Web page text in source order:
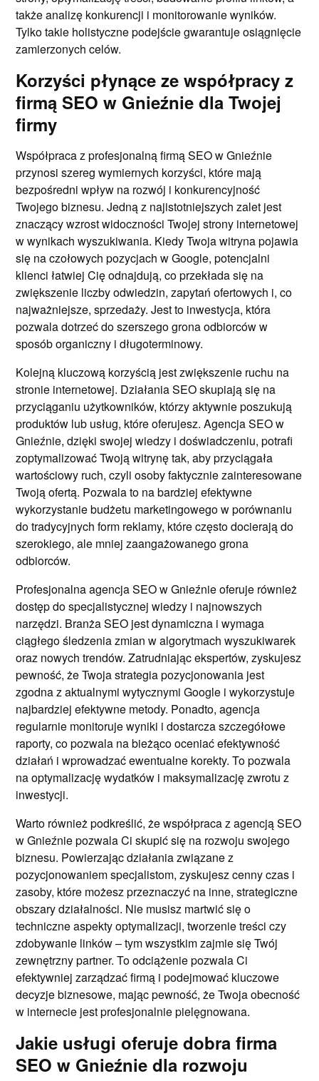
także analizę konkurencji i monitorowanie wyników.
Tylko takie holistyczne podejście gwarantuje osiągnięcie
zamierzonych celów.
Korzyści płynące ze współpracy z
firmą SEO w Gnieźnie dla Twojej
firmy
Współpraca z profesjonalną firmą SEO w Gnieźnie
przynosi szereg wymiernych korzyści, które mają
bezpośredni wpływ na rozwój i konkurencyjność
Twojego biznesu. Jedną z najistotniejszych zalet jest
znaczący wzrost widoczności Twojej strony internetowej
w wynikach wyszukiwania. Kiedy Twoja witryna pojawia
się na czołowych pozycjach w Google, potencjalni
klienci łatwiej Cię odnajdują, co przekłada się na
zwiększenie liczby odwiedzin, zapytań ofertowych i, co
najważniejsze, sprzedaży. Jest to inwestycja, która
pozwala dotrzeć do szerszego grona odbiorców w
sposób organiczny i długoterminowy.
Kolejną kluczową korzyścią jest zwiększenie ruchu na
stronie internetowej. Działania SEO skupiają się na
przyciąganiu użytkowników, którzy aktywnie poszukują
produktów lub usług, które oferujesz. Agencja SEO w
Gnieźnie, dzięki swojej wiedzy i doświadczeniu, potrafi
zoptymalizować Twoją witrynę tak, aby przyciągała
wartościowy ruch, czyli osoby faktycznie zainteresowane
Twoją ofertą. Pozwala to na bardziej efektywne
wykorzystanie budżetu marketingowego w porównaniu
do tradycyjnych form reklamy, które często docierają do
szerokiego, ale mniej zaangażowanego grona
odbiorców.
Profesjonalna agencja SEO w Gnieźnie oferuje również
dostęp do specjalistycznej wiedzy i najnowszych
narzędzi. Branża SEO jest dynamiczna i wymaga
ciągłego śledzenia zmian w algorytmach wyszukiwarek
oraz nowych trendów. Zatrudniając ekspertów, zyskujesz
pewność, że Twoja strategia pozycjonowania jest
zgodna z aktualnymi wytycznymi Google i wykorzystuje
najbardziej efektywne metody. Ponadto, agencja
regularnie monitoruje wyniki i dostarcza szczegółowe
raporty, co pozwala na bieżąco oceniać efektywność
działań i wprowadzać ewentualne korekty. To pozwala
na optymalizację wydatków i maksymalizację zwrotu z
inwestycji.
Warto również podkreślić, że współpraca z agencją SEO
w Gnieźnie pozwala Ci skupić się na rozwoju swojego
biznesu. Powierzając działania związane z
pozycjonowaniem specjalistom, zyskujesz cenny czas i
zasoby, które możesz przeznaczyć na inne, strategiczne
obszary działalności. Nie musisz martwić się o
techniczne aspekty optymalizacji, tworzenie treści czy
zdobywanie linków – tym wszystkim zajmie się Twój
zewnętrzny partner. To odciążenie pozwala Ci
efektywniej zarządzać firmą i podejmować kluczowe
decyzje biznesowe, mając pewność, że Twoja obecność
w internecie jest profesjonalnie pielęgnowana.
Jakie usługi oferuje dobra firma
SEO w Gnieźnie dla rozwoju